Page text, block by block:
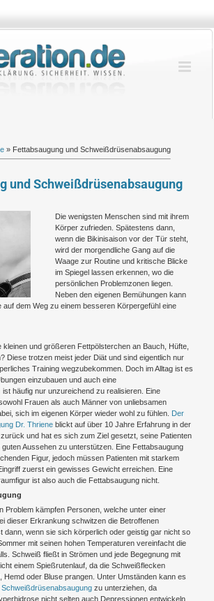
» Fettabsaugung und Schweißdrüsenabsaugung
und Schweißdrüsenabsaugung
Die wenigsten Menschen sind mit ihrem
Körper zufrieden. Spätestens dann,
wenn die Bikinisaison vor der Tür steht,
wird der morgendliche Gang auf die
Waage zur Routine und kritische Blicke
im Spiegel lassen erkennen, wo die
persönlichen Problemzonen liegen.
Neben den eigenen Bemühungen kann
auf dem Weg zu einem besseren Körpergefühl eine
kleinen und größeren Fettpölsterchen an Bauch, Hüfte,
Diese trotzen meist jeder Diät und sind eigentlich nur
Training wegzubekommen. Doch im Alltag ist es
einzubauen und auch eine
häufig nur unzureichend zu realisieren. Eine
Frauen als auch Männer von unliebsamen
sich im eigenen Körper wieder wohl zu fühlen. Der
Dr. Thriene blickt auf über 10 Jahre Erfahrung in der
und hat es sich zum Ziel gesetzt, seine Patienten
Aussehen zu unterstützen. Eine Fettabsaugung
Figur, jedoch müssen Patienten mit starkem
zuerst ein gewisses Gewicht erreichen. Eine
ist also auch die Fettabsaugung nicht.
Problem kämpfen Personen, welche unter einer
dieser Erkrankung schwitzen die Betroffenen
dann, wenn sie sich körperlich oder geistig gar nicht so
mit seinen hohen Temperaturen vereinfacht die
Schweiß fließt in Strömen und jede Begegnung mit
einem Spießrutenlauf, da die Schweißflecken
Hemd oder Bluse prangen. Unter Umständen kann es
Schweißdrüsenabsaugung zu unterziehen, da
nicht selten auch Depressionen entwickeln